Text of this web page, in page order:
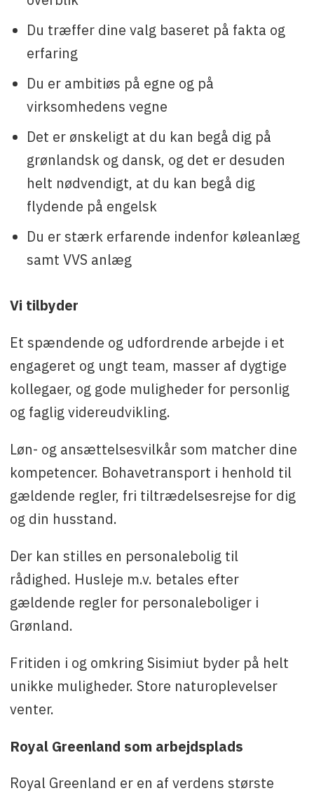
Du træffer dine valg baseret på fakta og
erfaring
Du er ambitiøs på egne og på
virksomhedens vegne
Det er ønskeligt at du kan begå dig på
grønlandsk og dansk, og det er desuden
helt nødvendigt, at du kan begå dig
flydende på engelsk
Du er stærk erfarende indenfor køleanlæg
samt VVS anlæg
Vi tilbyder
Et spændende og udfordrende arbejde i et
engageret og ungt team, masser af dygtige
kollegaer, og gode muligheder for personlig
og faglig videreudvikling.
Løn- og ansættelsesvilkår som matcher dine
kompetencer. Bohavetransport i henhold til
gældende regler, fri tiltrædelsesrejse for dig
og din husstand.
Der kan stilles en personalebolig til
rådighed. Husleje m.v. betales efter
gældende regler for personaleboliger i
Grønland.
Fritiden i og omkring Sisimiut byder på helt
unikke muligheder. Store naturoplevelser
venter.
Royal Greenland som arbejdsplads
Royal Greenland er en af verdens største